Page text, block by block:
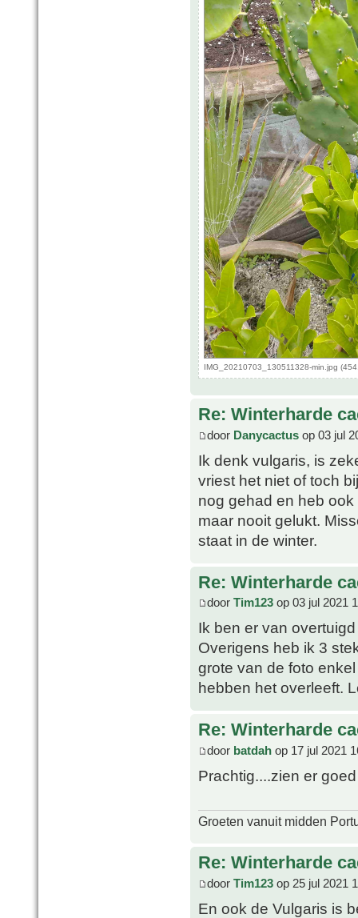
IMG_20210703_130511328-min.jpg
Re: Winterharde
door Danycactus op 03 jul
Ik denk vulgaris, is
vriest het niet of toch
nog gehad en heb
maar nooit gelukt.
staat in de winter.
Re: Winterharde
door Tim123 op 03 jul 2021
Ik ben er van
Overigens heb ik 3
grote van de foto
hebben het overleeft.
Re: Winterharde
door batdah op 17 jul 2021
Prachtig....zien er
Groeten vanuit midden
Re: Winterharde
door Tim123 op 25 jul 2021
En ook de Vulgaris is